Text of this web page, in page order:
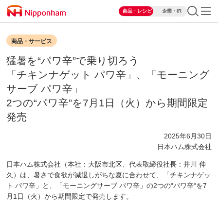
商品・レシピ 企業・IR
商品・サービス
猛暑を“パワ辛”で乗り切ろう
「チキンナゲット パワ辛」、「モーニング
サーブ パワ辛」
2つの“パワ辛”を7月1日（火）から期間限定
発売
2025年6月30日
日本ハム株式会社
日本ハム株式会社（本社：大阪市北区、代表取締役社長：井川 伸
久）は、暑さで食欲が減退しがちな夏に合わせて、「チキンナゲッ
ト パワ辛」と、「モーニングサーブ パワ辛」の2つの“パワ辛“を7
月1日（火）から期間限定で発売します。